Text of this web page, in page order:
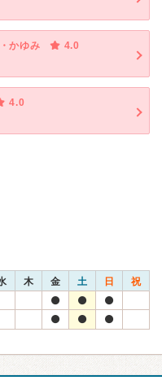
かゆみ
4.0
4.0
木 金 土 日 祝